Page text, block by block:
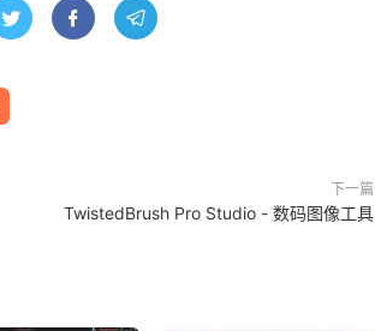
  
下一篇
TwistedBrush Pro Studio - 数码图像工具